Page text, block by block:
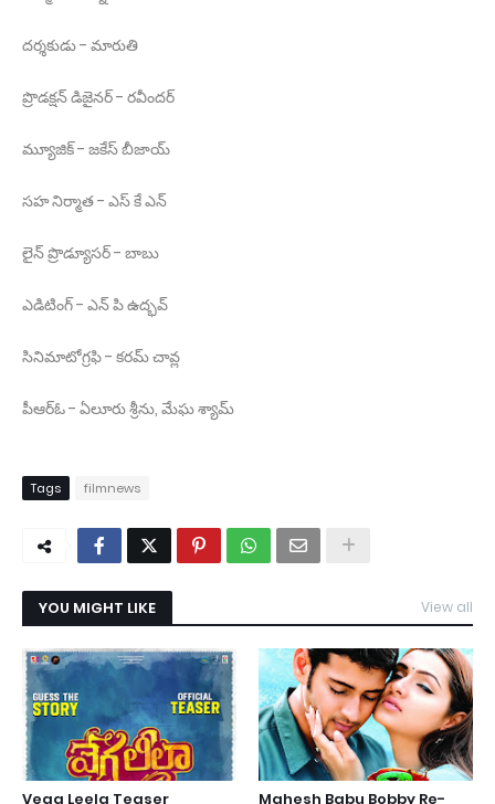
ద‌ర్శ‌కుడు - మారుతి
ప్రొడ‌క్ష‌న్ డిజైన‌ర్ - ర‌వీంద‌ర్
మ్యూజిక్ - జ‌కేస్ బీజాయ్
స‌హ నిర్మాత - ఎస్ కే ఎన్
లైన్ ప్రొడ్యూసర్ - బాబు
ఎడిటింగ్ - ఎన్ పి ఉద్భ‌వ్
సినిమాటోగ్ర‌ఫి - క‌ర‌మ్ చావ్ల‌
పీఆర్ఓ - ఏలూరు శ్రీను, మేఘ‌ శ్యామ్
Tags filmnews
YOU MIGHT LIKE View all
Vega Leela Teaser Mahesh Babu Bobby Re-